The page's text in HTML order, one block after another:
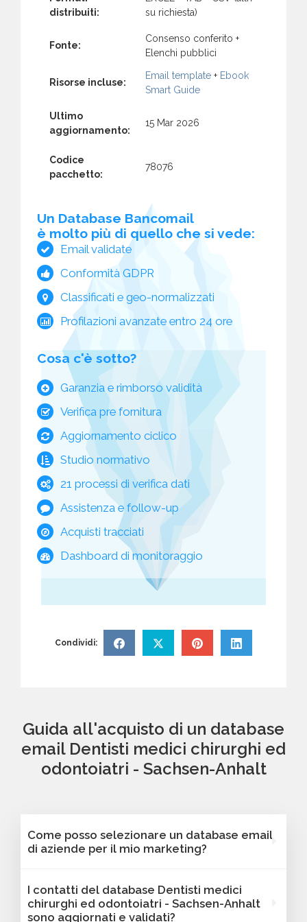
distribuiti:
su richiesta)
Fonte:
Consenso conferito +
Elenchi pubblici
Risorse incluse:
Email template + Ebook
Smart Guide
Ultimo
aggiornamento:
15 Mar 2026
Codice
pacchetto:
78076
Un Database Bancomail
è molto più di quello che si vede:
Email validate
Conformità GDPR
Classificati e geo-normalizzati
Profilazioni avanzate entro 24 ore
Cosa c'è sotto?
Garanzia e rimborso validità
Verifica pre fornitura
Aggiornamento ciclico
Studio normativo
21 processi di verifica dati
Assistenza e follow-up
Acquisti tracciati
Dashboard di monitoraggio
Condividi:
Guida all'acquisto di un database
email Dentisti medici chirurghi ed
odontoiatri - Sachsen-Anhalt
Come posso selezionare un database email
di aziende per il mio marketing?
nostra piattaforma Bancomail. Troverai
contatti B2B verificati di aziende attive
I contatti del database Dentisti medici
chirurghi ed odontoiatri - Sachsen-Anhalt
sono aggiornati e validati?